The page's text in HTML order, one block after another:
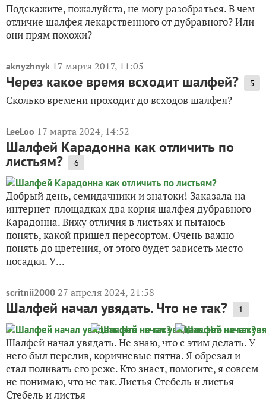
Подскажите, пожалуйста, не могу разобраться. В чем
отличие шалфея лекарственного от дубравного? Или
они прям похожи?
aknyzhnyk 17 марта 2017, 11:05
Через какое время всходит шалфей? 5
Сколько времени проходит до всходов шалфея?
LeeLoo 17 марта 2024, 14:52
Шалфей Карадонна как отличить по
листьям? 6
Добрый день, семидачники и знатоки! Заказала на
интернет-площадках два корня шалфея дубравного
Карадонна. Вижу отличия в листьях и пытаюсь
понять, какой пришел пересортом. Очень важно
понять до цветения, от этого будет зависеть место
посадки. У...
scritnii2000 27 апреля 2024, 21:58
Шалфей начал увядать. Что не так? 1
Шалфей начал увядать. Не знаю, что с этим делать. У
него был перелив, коричневые пятна. Я обрезал и
стал поливать его реже. Кто знает, помогите, я совсем
не понимаю, что не так. Листья Стебель и листья
Стебель и листья